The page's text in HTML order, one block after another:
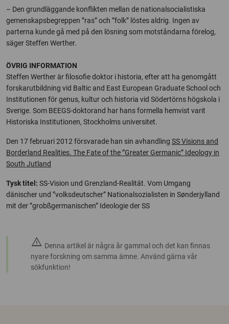
– Den grundläggande konflikten mellan de nationalsocialistiska
gemenskapsbegreppen ”ras” och ”folk” löstes aldrig. Ingen av
parterna kunde gå med på den lösning som motståndarna förelog,
säger Steffen Werther.
ÖVRIG INFORMATION
Steffen Werther är filosofie doktor i historia, efter att ha genomgått
forskarutbildning vid Baltic and East European Graduate School och
Institutionen för genus, kultur och historia vid Södertörns högskola i
Sverige. Som BEEGS-doktorand har hans formella hemvist varit
Historiska Institutionen, Stockholms universitet.
Den 17 februari 2012 försvarade han sin avhandling SS Visions and
Borderland Realities. The Fate of the ”Greater Germanic” Ideology in
South Jutland
Tysk titel: SS-Vision und Grenzland-Realität. Vom Umgang
dänischer und ”volksdeutscher” Nationalsozialisten in Sønderjylland
mit der ”grobßgermanischen” Ideologie der SS
warning Denna artikel är några år gammal och det kan finnas
nyare forskning om samma ämne. Använd gärna vår
sökfunktion!